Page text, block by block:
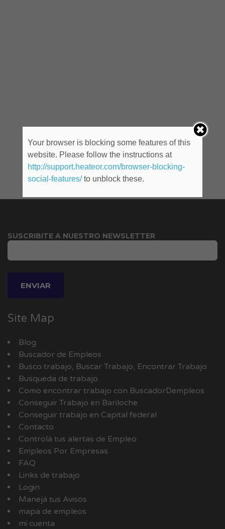
SUSCRIBITE A NUESTRO NEWSLETTER
Site Map
Blog
Buscador de Empleos
Busco trabajo, Buscar Trabajo, Encontrar Trabajo
Busqueda de trabajo
Como encontrar trabajo con BuscadorDempleos
Conseguir Trabajo en Bariloche
Conseguir trabajo en Capital federal
Contacto
Controlá tus alertas de Empleo
Empleos Por Empresas
FAQ
Links de trabajo
Login
Manejá tus Avisos
mapa de empleos
mi cuenta
Your browser is blocking some features of this
website. Please follow the instructions at
http://support.heateor.com/browser-blocking-
social-features/to unblock these.